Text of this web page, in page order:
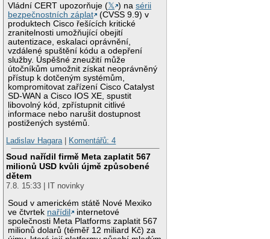
Vládní CERT upozorňuje (𝕏 ) nasérii
bezpečnostních záplat
(CVSS 9.9) v
produktech Cisco řešících kritické
zranitelnosti umožňující obejití
autentizace, eskalaci oprávnění,
vzdálené spuštění kódu a odepření
služby. Úspěšné zneužití může
útočníkům umožnit získat neoprávněný
přístup k dotčeným systémům,
kompromitovat zařízení Cisco Catalyst
SD-WAN a Cisco IOS XE, spustit
libovolný kód, zpřístupnit citlivé
informace nebo narušit dostupnost
postižených systémů.
Ladislav Hagara| Komentářů: 4
Soud nařídil firmě Meta zaplatit 567
milionů USD kvůli újmě způsobené
dětem
7.8. 15:33 | IT novinky
Soud v americkém státě Nové Mexiko
ve čtvrtek nařídil
internetové
společnosti Meta Platforms zaplatit 567
milionů dolarů (téměř 12 miliard Kč) za